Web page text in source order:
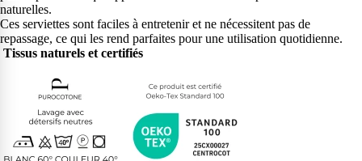
naturelles.
Ces serviettes sont faciles à entretenir et ne nécessitent pas de
repassage, ce qui les rend parfaites pour une utilisation quotidienne.
Tissus naturels et certifiés